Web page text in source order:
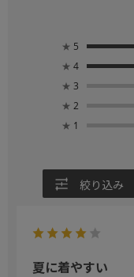
★ 5
★ 4
★ 3
★ 2
★ 1
絞り込み
夏に着やすい